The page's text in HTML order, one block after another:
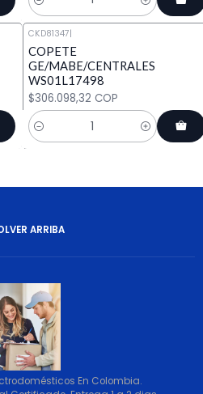
Cantidad
CKD81347|
COPETE
GE/MABE/CENTRALES
WS01L17498
$306.098,32 COP
Cantidad
ARRIBA
En Colombia.